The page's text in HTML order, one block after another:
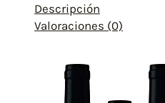
Descripción
Valoraciones (0)